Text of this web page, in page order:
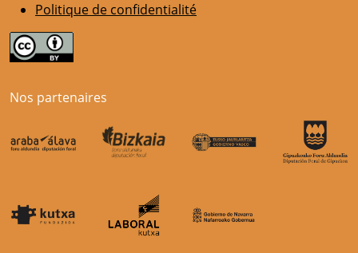
Politique de confidentialité
Nos partenaires